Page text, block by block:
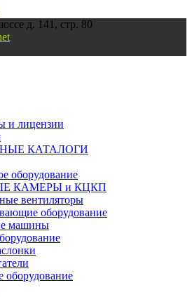
д. 141, стр. 80
и лицензии
КАТАЛОГИ
оборудование
КАМЕРЫ и КЦКП
вентиляторы
оборудование
машины
оборудование